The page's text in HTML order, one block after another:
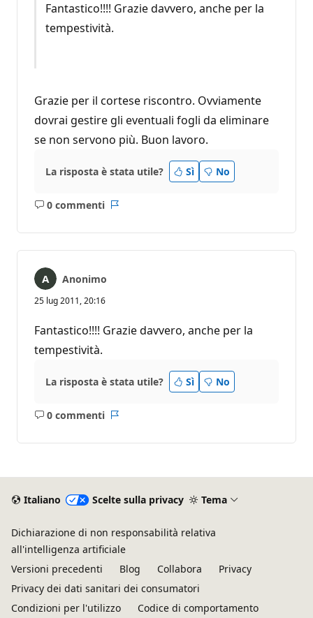
Fantastico!!!! Grazie davvero, anche per la
tempestività.
Grazie per il cortese riscontro. Ovviamente
dovrai gestire gli eventuali fogli da eliminare
se non servono più. Buon lavoro.
La risposta è stata utile? Sì No
0 commenti
Nessun
Anonimo
25 lug 2011, 20:16
Fantastico!!!! Grazie davvero, anche per la
tempestività.
La risposta è stata utile? Sì No
0 commenti
Nessun
Italiano Scelte sulla privacy Tema
Dichiarazione di non responsabilità relativa
all'intelligenza artificiale
Versioni precedenti
Blog Collabora
Privacy
Privacy dei dati sanitari dei consumatori
Condizioni per l'utilizzo
Codice di comportamento